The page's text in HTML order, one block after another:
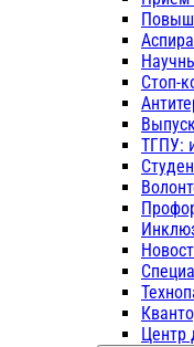
Стоп-
ТГПУ:
Центр